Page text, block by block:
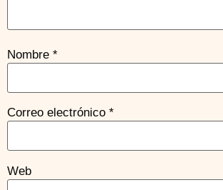
Nombre *
Correo electrónico *
Web